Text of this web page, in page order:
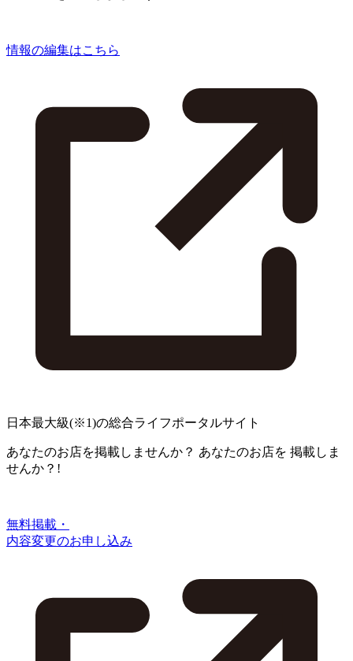
情報の編集はこちら
日本最大級(※1)の総合ライフポータルサイト
あなたのお店を掲載しませんか？ あなたのお店を 掲載しま
せんか？!
無料掲載・
内容変更のお申し込み